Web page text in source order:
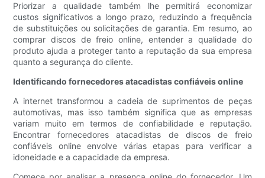
Priorizar a qualidade também lhe permitirá economizar
custos significativos a longo prazo, reduzindo a frequência
de substituições ou solicitações de garantia. Em resumo, ao
comprar discos de freio online, entender a qualidade do
produto ajuda a proteger tanto a reputação da sua empresa
quanto a segurança do cliente.
Identificando fornecedores atacadistas confiáveis ​​online
A internet transformou a cadeia de suprimentos de peças
automotivas, mas isso também significa que as empresas
variam muito em termos de confiabilidade e reputação.
Encontrar fornecedores atacadistas de discos de freio
confiáveis ​​online envolve várias etapas para verificar a
idoneidade e a capacidade da empresa.